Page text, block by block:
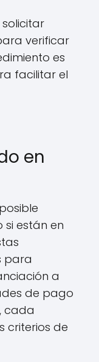
verificar
es
facilitar el
en
están en
para
a
de pago
cada
criterios de